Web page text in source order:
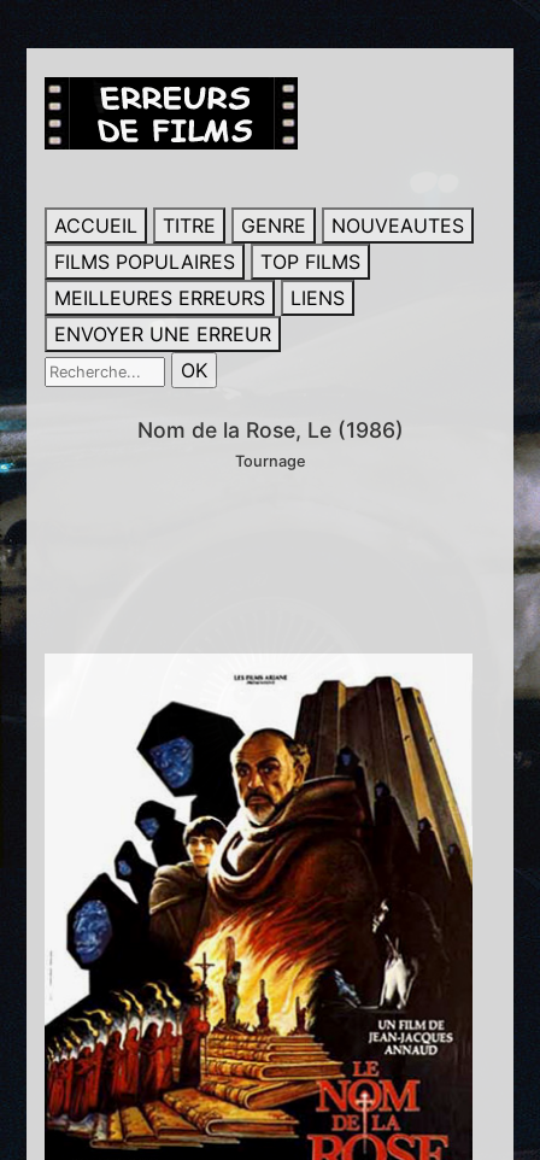
ACCUEIL TITRE GENRE
NOUVEAUTES
FILMS POPULAIRES
TOP FILMS
MEILLEURES ERREURS
LIENS
ENVOYER UNE ERREUR
Nom de la Rose, Le (1986)
Tournage